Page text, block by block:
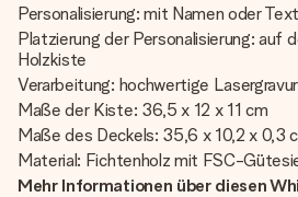
Personalisierung: mit Namen oder Text
Platzierung der Personalisierung: auf
Holzkiste
Verarbeitung: hochwertige Lasergravur
Maße der Kiste: 36,5 x 12 x 11 cm
Maße des Deckels: 35,6 x 10,2 x 0,3
Material: Fichtenholz mit FSC-
Mehr Informationen über diesen